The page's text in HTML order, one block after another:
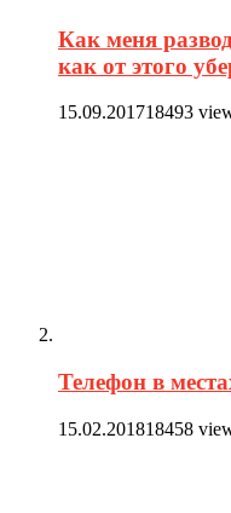
Как меня
как от этого
15.09.201718493
Телефон в
15.02.201818458